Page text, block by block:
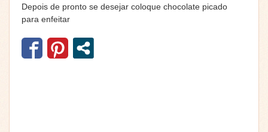
Depois de pronto se desejar coloque chocolate picado
para enfeitar